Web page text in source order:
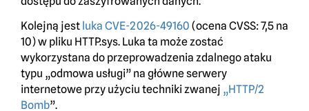
Kolejną jest luka CVE-2026-49160 (ocena CVSS: 7,5 na
10) w pliku HTTP.sys. Luka ta może zostać
wykorzystana do przeprowadzenia zdalnego ataku
typu „odmowa usługi” na główne serwery
internetowe przy użyciu techniki zwanej „HTTP/2
Bomb”.